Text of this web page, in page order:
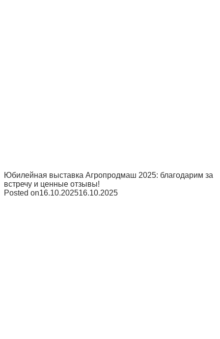
Юбилейная выставка Агропродмаш 2025: благодарим за
встречу и ценные отзывы!
Posted on16.10.202516.10.2025